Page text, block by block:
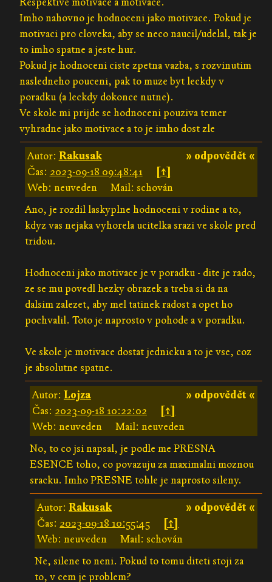
Imho nahovno je hodnoceni jako motivace. Pokud je
motivaci pro cloveka, aby se neco naucil/udelal, tak je
to imho spatne a jeste hur.
Pokud je hodnoceni ciste zpetna vazba, s rozvinutim
nasledneho pouceni, pak to muze byt leckdy v
poradku (a leckdy dokonce nutne).
Ve skole mi prijde se hodnoceni pouziva temer
vyhradne jako motivace a to je imho dost zle
» odpovědět «
Autor: Rakusak
Čas: 2023-09-18 09:48:41
[↑]
Web: neuveden
Mail: schován
Ano, je rozdil laskyplne hodnoceni v rodine a to,
kdyz vas nejaka vyhorela ucitelka srazi ve skole pred
tridou.
Hodnoceni jako motivace je v poradku - dite je rado,
ze se mu povedl hezky obrazek a treba si da na
dalsim zalezet, aby mel tatinek radost a opet ho
pochvalil. Toto je naprosto v pohode a v poradku.
Ve skole je motivace dostat jednicku a to je vse, coz
je absolutne spatne.
» odpovědět «
Autor: Lojza
Čas: 2023-09-18 10:22:02
[↑]
Web: neuveden
Mail: neuveden
No, to co jsi napsal, je podle me PRESNA
ESENCE toho, co povazuju za maximalni moznou
sracku. Imho PRESNE tohle je naprosto sileny.
» odpovědět «
Autor:Rakusak
Čas: 2023-09-18 10:55:45
[↑]
Web: neuveden
Mail: schován
Ne, silene to neni. Pokud to tomu diteti stoji za
to, v cem je problem?